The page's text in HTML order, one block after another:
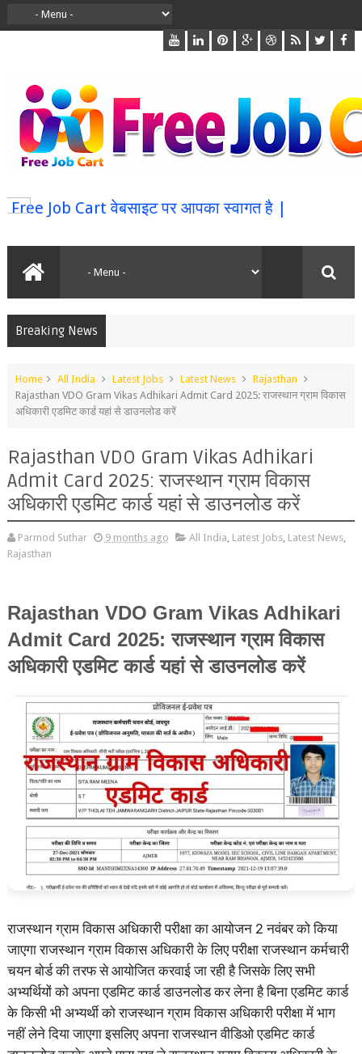
Job Cart वेबसाइट पर आपका स्वागत है |
Breaking News
Home All India Latest Jobs Latest News
Rajasthan
Rajasthan VDO Gram Vikas Adhikari Admit Card 2025: राजस्थान ग्राम विकास
अधिकारी एडमिट कार्ड यहां से डाउनलोड करें
Rajasthan VDO Gram Vikas Adhikari
Admit Card 2025: राजस्थान ग्राम विकास
अधिकारी एडमिट कार्ड यहां से डाउनलोड करें
Parmod Suthar 9 months ago All India Latest Jobs, Latest News,
Rajasthan
Rajasthan VDO Gram Vikas Adhikari
Admit Card 2025: राजस्थान ग्राम विकास
अधिकारी एडमिट कार्ड यहां से डाउनलोड करें
राजस्थान ग्राम विकास अधिकारी परीक्षा का आयोजन 2 नवंबर को किया
जाएगा राजस्थान ग्राम विकास अधिकारी के लिए परीक्षा राजस्थान कर्मचारी
चयन बोर्ड की तरफ से आयोजित करवाई जा रही है जिसके लिए सभी
अभ्यर्थियों को अपना एडमिट कार्ड डाउनलोड कर लेना है बिना एडमिट कार्ड
के किसी भी अभ्यर्थी को राजस्थान ग्राम विकास अधिकारी परीक्षा में भाग
नहीं लेने दिया जाएगा इसलिए अपना राजस्थान वीडिओ एडमिट कार्ड